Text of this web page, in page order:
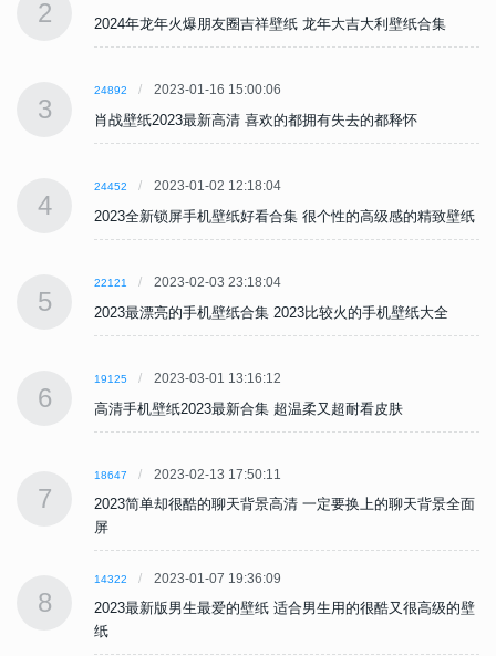
2 2024年龙年火爆朋友圈吉祥壁纸 龙年大吉大利壁纸合集
3
24892 2023-01-16 15:00:06
肖战壁纸2023最新高清 喜欢的都拥有失去的都释怀
4
24452 2023-01-02 12:18:04
2023全新锁屏手机壁纸好看合集 很个性的高级感的精致壁纸
5
22121 2023-02-03 23:18:04
2023最漂亮的手机壁纸合集 2023比较火的手机壁纸大全
6
19125 2023-03-01 13:16:12
高清手机壁纸2023最新合集 超温柔又超耐看皮肤
7
18647 2023-02-13 17:50:11
2023简单却很酷的聊天背景高清 一定要换上的聊天背景全面
屏
8
14322 2023-01-07 19:36:09
2023最新版男生最爱的壁纸 适合男生用的很酷又很高级的壁
纸